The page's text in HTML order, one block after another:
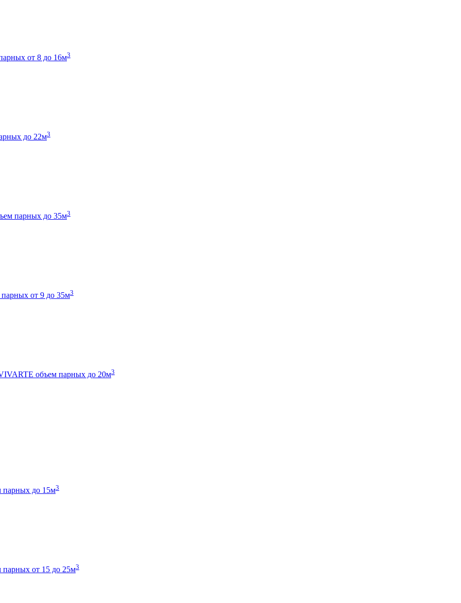
от 8 до 16м3
до 22м3
парных до 35м3
от 9 до 35м3
объем парных до 20м3
парных до 15м3
парных от 15 до 25м3